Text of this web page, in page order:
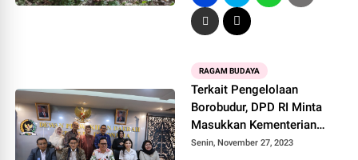
RAGAM BUDAYA
Terkait Pengelolaan
Borobudur, DPD RI Minta
Masukkan Kementerian
Pariwisata
Senin, November 27, 2023